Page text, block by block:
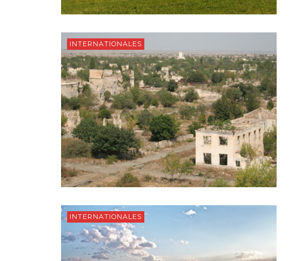
INTERNATIONALES
INTERNATIONALES